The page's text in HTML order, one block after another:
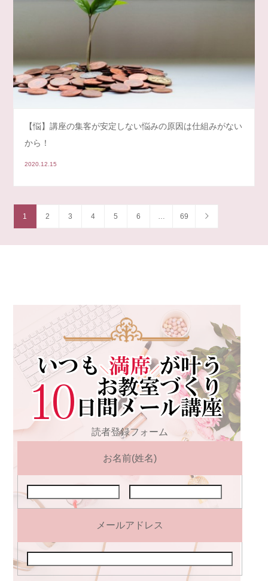
【悩】講座の集客が安定しない悩みの原因は仕組みがない
から！
2020.12.15
1 2 3 4 5 6 69
読者登録フォーム
お名前(姓名)
メールアドレス